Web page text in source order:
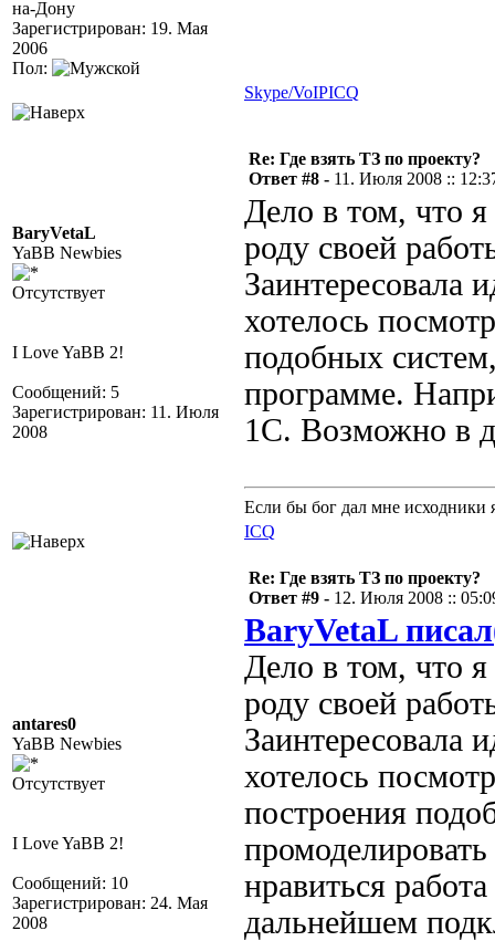
на-Дону
Зарегистрирован: 19. Мая
2006
Пол:
Skype/VoIPICQ
BaryVetaL
YaBB Newbies
Отсутствует
I Love YaBB 2!
Сообщений: 5
Зарегистрирован: 11. Июля
2008
Re: Где взять ТЗ по проекту?
Ответ #8 - 11. Июля 2008 ::
Дело в том, что
роду своей
Заинтересовала
хотелось
подобных
программе.
1С. Возможно в
Если бы бог дал мне исходники
ICQ
antares0
YaBB Newbies
Отсутствует
I Love YaBB 2!
Сообщений: 10
Зарегистрирован: 24. Мая
2008
Re: Где взять ТЗ по проекту?
Ответ #9 - 12. Июля 2008 ::
BaryVetaL
Дело в том, что
роду своей
Заинтересовала
хотелось
построения
нравиться
дальнейшем